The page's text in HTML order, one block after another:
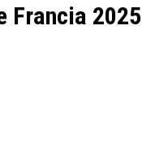
Francia 2025